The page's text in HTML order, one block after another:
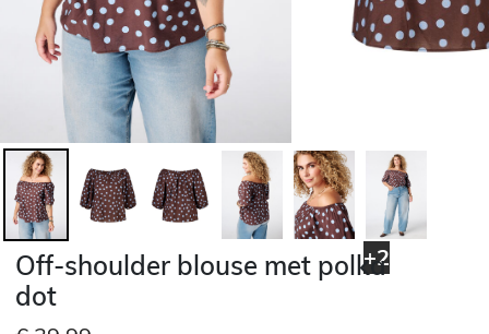
+2
Off-shoulder blouse met polka
dot